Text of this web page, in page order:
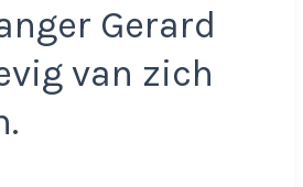
Gerard
van zich